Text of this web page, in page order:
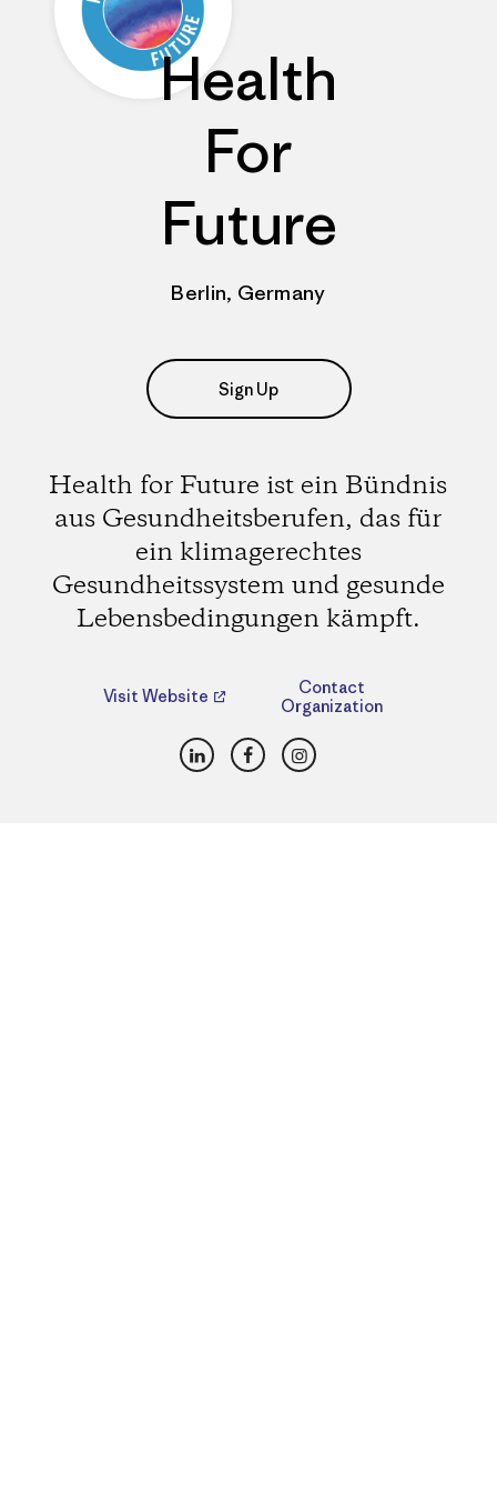
Health
For
Future
Berlin, Germany
Sign Up
Health for Future ist ein Bündnis
aus Gesundheitsberufen, das für
ein klimagerechtes
Gesundheitssystem und gesunde
Lebensbedingungen kämpft.
Visit Website
Contact
Organization
LinkedInFacebookInstagram